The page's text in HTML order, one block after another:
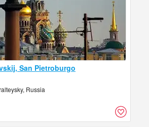
San Pietroburgo
Russia